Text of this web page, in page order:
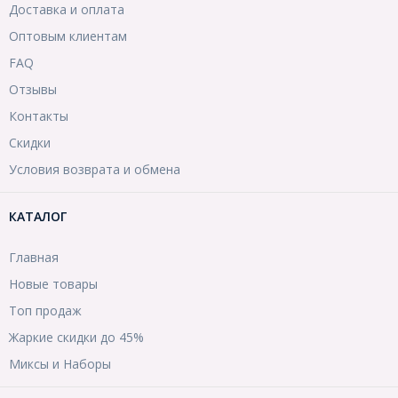
Доставка и оплата
Оптовым клиентам
FAQ
Отзывы
Контакты
Скидки
Условия возврата и обмена
КАТАЛОГ
Главная
Новые товары
Топ продаж
Жаркие скидки до 45%
Миксы и Наборы